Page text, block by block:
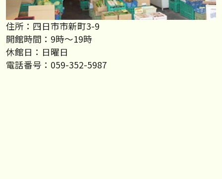
住所：四日市市新町3-9
開館時間：9時～19時
休館日：日曜日
電話番号：059-352-5987